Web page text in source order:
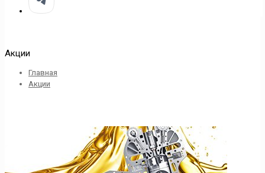
Акции
Главная
Акции